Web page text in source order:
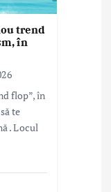
trend
în
flop”, în
te
. Locul